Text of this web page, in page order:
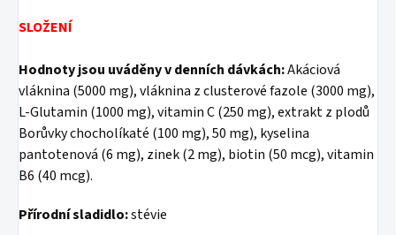
SLOŽENÍ
Hodnoty jsou uváděny v denních dávkách:Akáciová
vláknina (5000 mg), vláknina z clusterové fazole (3000 mg),
L-Glutamin (1000 mg), vitamin C (250 mg), extrakt z plodů
Borůvky chocholíkaté (100 mg), 50 mg), kyselina
pantotenová (6 mg), zinek (2 mg), biotin (50 mcg), vitamin
B6 (40 mcg).
Přírodní sladidlo:stévie